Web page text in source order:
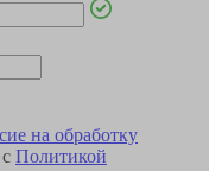
на обработку
Политикой